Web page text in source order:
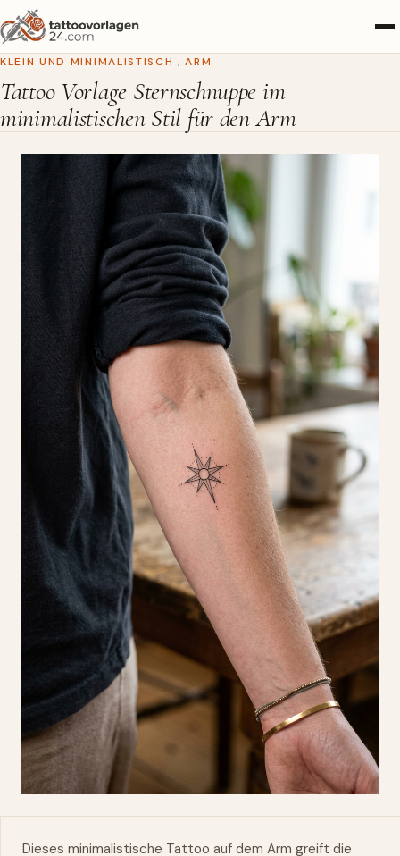
KLEIN UND MINIMALISTISCH , ARM
Tattoo Vorlage Sternschnuppe im
minimalistischen Stil für den Arm
Dieses minimalistische Tattoo auf dem Arm greift die